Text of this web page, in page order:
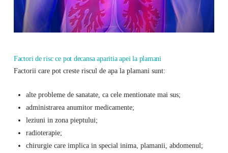
Factori de risc ce pot decansa aparitia apei la plamani
Factorii care pot creste riscul de apa la plamani sunt:
alte probleme de sanatate, ca cele mentionate mai sus;
administrarea anumitor medicamente;
leziuni in zona pieptului;
radioterapie;
chirurgie care implica in special inima, plamanii, abdomenul;